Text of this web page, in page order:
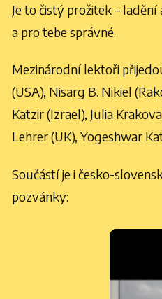
Je to čistý prožitek –
a pro tebe správné.
Mezinárodní lektoři
(USA), Nisarg B. Nikiel
Katzir (Izrael), Julia
Lehrer (UK), Yogeshwar
Součástí je i česko-
pozvánky:
Video